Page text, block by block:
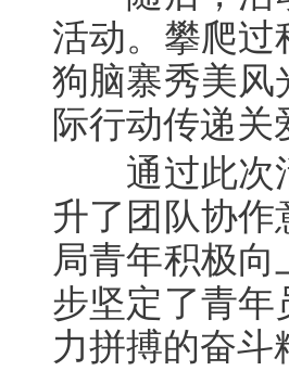
活动。攀爬
狗脑寨秀美
际行动传递
通过此次活
升了团队协
局青年积极
步坚定了青
力拼搏的奋斗